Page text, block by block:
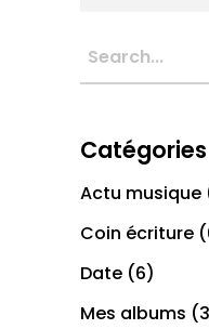
Catégories
Actu musique
Coin écriture
Date (6)
Mes albums